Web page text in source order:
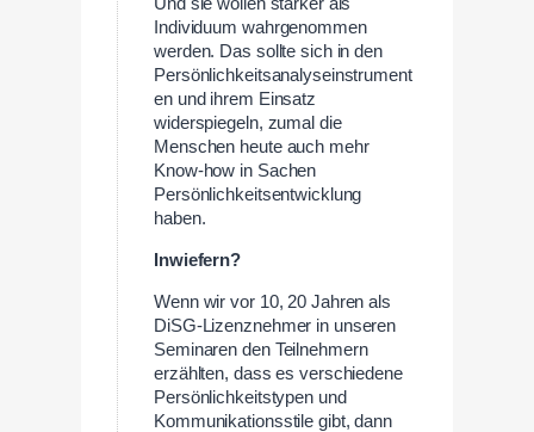
Und sie wollen stärker als
Individuum wahrgenommen
werden. Das sollte sich in den
Persönlichkeitsanalyseinstrument
en und ihrem Einsatz
widerspiegeln, zumal die
Menschen heute auch mehr
Know-how in Sachen
Persönlichkeitsentwicklung
haben.
Inwiefern?
Wenn wir vor 10, 20 Jahren als
DiSG-Lizenznehmer in unseren
Seminaren den Teilnehmern
erzählten, dass es verschiedene
Persönlichkeitstypen und
Kommunikationsstile gibt, dann